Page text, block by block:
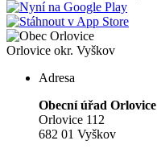
Orlovice okr. Vyškov
Adresa
Obecní úřad Orlovice
Orlovice 112
682 01 Vyškov